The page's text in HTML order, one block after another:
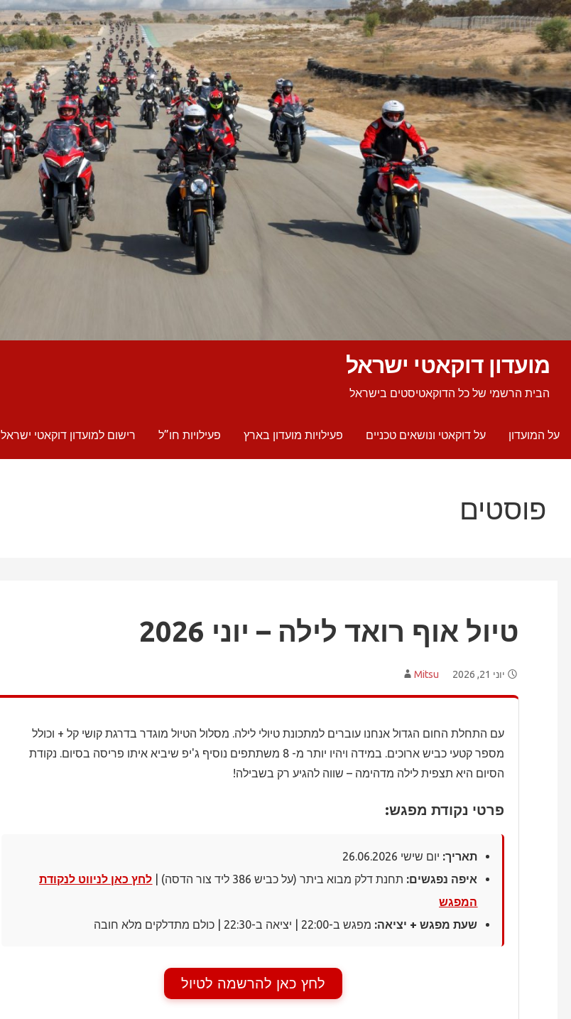
Skip
to
content
מועדון דוקאטי ישראל
הבית הרשמי של כל הדוקאטיסטים בישראל
על המועדון על דוקאטי ונושאים טכניים פעילויות מועדון בארץ פעילויות חו”ל רישום למועדון דוקאטי ישראל
פוסטים
טיול אוף רואד לילה – יוני 2026
יוני 21, 2026 Mitsu
עם התחלת החום הגדול אנחנו עוברים למתכונת טיולי לילה. מסלול הטיול מוגדר בדרגת קושי קל + וכולל
מספר קטעי כביש ארוכים. במידה ויהיו יותר מ- 8 משתתפים נוסיף ג'יפ שיביא איתו פריסה בסיום. נקודת
הסיום היא תצפית לילה מדהימה – שווה להגיע רק בשבילה!
פרטי נקודת מפגש:
תאריך: יום שישי 26.06.2026
איפה נפגשים: תחנת דלק מבוא ביתר (על כביש 386 ליד צור הדסה) |
לחץ כאן לניווט לנקודת
המפגש
שעת מפגש + יציאה: מפגש ב-22:00 | יציאה ב-22:30 | כולם מתדלקים מלא חובה
לחץ כאן להרשמה לטיול